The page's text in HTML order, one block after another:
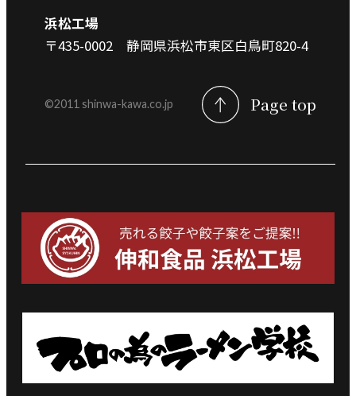
浜松工場
〒435-0002 静岡県浜松市東区白鳥町820-4
Page top
©︎2011 shinwa-kawa.co.jp